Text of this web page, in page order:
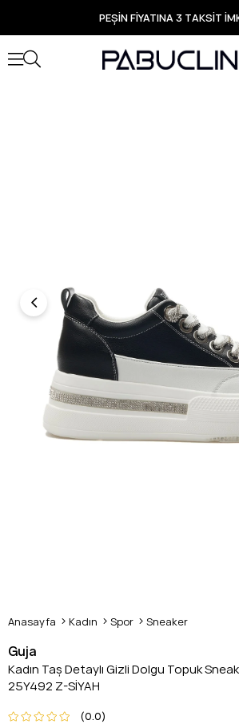
PEŞİN FİYATINA 3 TAKSİT
TÜM ÜRÜNLERDE ÜCRETSİZ
Yeni Sezon Ürünlerde Özel
Seçili Ürünlerde Hızlı
Anasayfa Kadın Spor Sneaker
Guja
Kadın Taş Detaylı Gizli Dolgu Topuk
25Y492 Z-SİYAH
0.0